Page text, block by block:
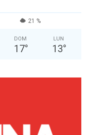
21 %
DOM
17°
LUN
13°